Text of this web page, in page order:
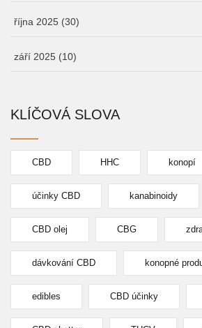
října 2025 (30)
září 2025 (10)
KLÍČOVÁ SLOVA
CBD HHC konopí
účinky CBD kanabinoidy
CBD olej CBG
dávkování CBD konopné
edibles CBD účinky